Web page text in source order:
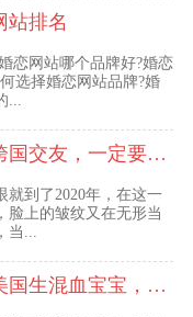
站排名
恋网站哪个品牌好?婚恋
选择婚恋网站品牌?婚
女人开始一段跨国交友，一定要问自己这几个问题
就到了2020年，在这一
脸上的皱纹又在无形当
...
四川李燕远嫁美国生混血宝宝，这些跨国交友的真实故事可能你还没听过！